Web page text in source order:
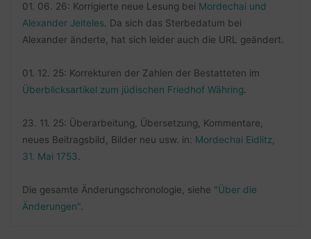
01. 06. 26: Korrigierte neue Lesung bei Mordechai und
Alexander Jeiteles. Da sich das Sterbedatum bei
Alexander änderte, hat sich leider auch die URL geändert.
01. 12. 25: Korrekturen der Zahlen der Bestatteten im
Überblicksartikel zum jüdischen Friedhof Währing.
23. 11. 25: Überarbeitung, Übersetzung, Kommentare,
neues Beitragsbild, Bilder neu usw. in: Mordechai Eidlitz,
31. Mai 1753.
Die gesamte Änderungschronologie, siehe "Über die
Änderungen".